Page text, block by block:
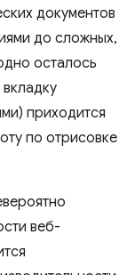
документов
до сложных,
осталось
приходится
по отрисовке
веб-